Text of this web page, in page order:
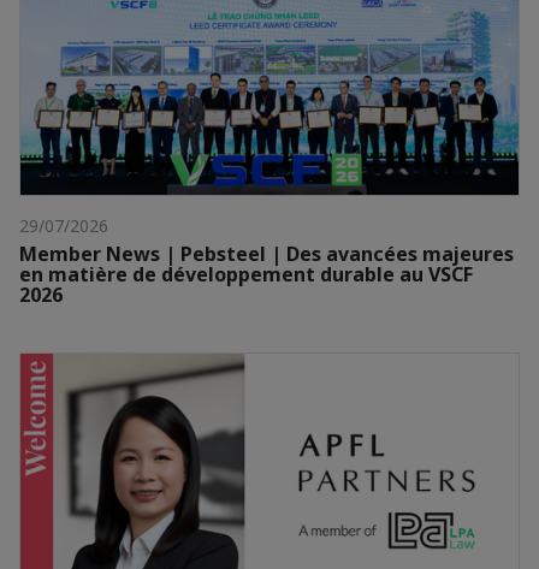
29/07/2026
Member News | Pebsteel | Des avancées majeures
en matière de développement durable au VSCF
2026